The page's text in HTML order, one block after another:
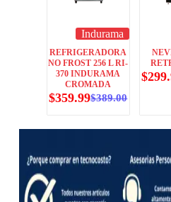
Indurama
REFRIGERADORA
NO FROST 256 L RI-
370 INDURAMA
CROMADA
$389.00
$359.99
$